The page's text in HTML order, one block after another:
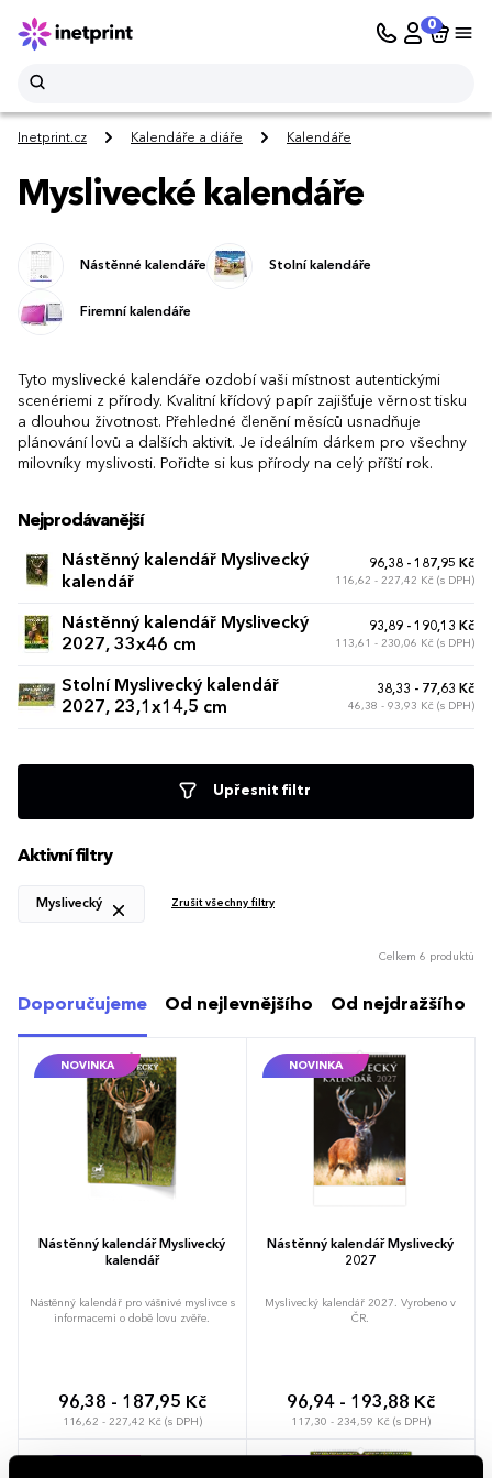
0
Inetprint.cz Kalendáře a diáře Kalendáře
Myslivecké kalendáře
Nástěnné kalendáře Stolní kalendáře
Firemní kalendáře
Tyto myslivecké kalendáře ozdobí vaši místnost autentickými
scenériemi z přírody. Kvalitní křídový papír zajišťuje věrnost tisku
a dlouhou životnost. Přehledné členění měsíců usnadňuje
plánování lovů a dalších aktivit. Je ideálním dárkem pro všechny
milovníky myslivosti. Pořiďte si kus přírody na celý příští rok.
Nejprodávanější
Nástěnný kalendář Myslivecký
kalendář
96,38 - 187,95 Kč
116,62 - 227,42 Kč (s DPH)
Nástěnný kalendář Myslivecký
2027, 33x46 cm
93,89 - 190,13 Kč
113,61 - 230,06 Kč (s DPH)
Stolní Myslivecký kalendář
2027, 23,1x14,5 cm
38,33 - 77,63 Kč
46,38 - 93,93 Kč (s DPH)
Upřesnit filtr
Aktivní filtry
Myslivecký Zrušit všechny filtry
Celkem 6 produktů
Doporučujeme Od nejlevnějšího Od nejdražšího
NOVINKA
Nástěnný kalendář Myslivecký
kalendář
Nástěnný kalendář pro vášnivé myslivce s
informacemi o době lovu zvěře.
96,38 - 187,95 Kč
116,62 - 227,42 Kč (s DPH)
NOVINKA
Nástěnný kalendář Myslivecký
2027
Myslivecký kalendář 2027. Vyrobeno v
ČR.
96,94 - 193,88 Kč
117,30 - 234,59 Kč (s DPH)